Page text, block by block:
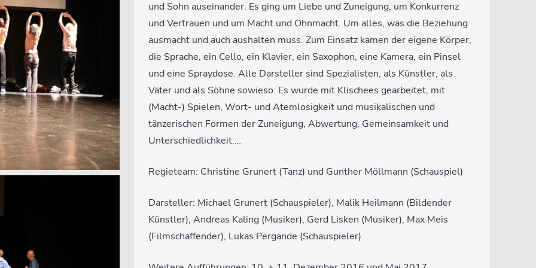
und Sohn auseinander. Es ging um Liebe und Zuneigung, um Konkurrenz
und Vertrauen und um Macht und Ohnmacht. Um alles, was die Beziehung
ausmacht und auch aushalten muss. Zum Einsatz kamen der eigene Körper,
die Sprache, ein Cello, ein Klavier, ein Saxophon, eine Kamera, ein Pinsel
und eine Spraydose. Alle Darsteller sind Spezialisten, als Künstler, als
Väter und als Söhne sowieso. Es wurde mit Klischees gearbeitet, mit
(Macht-) Spielen, Wort- und Atemlosigkeit und musikalischen und
tänzerischen Formen der Zuneigung, Abwertung, Gemeinsamkeit und
Unterschiedlichkeit.…
Regieteam: Christine Grunert (Tanz) und Gunther Möllmann (Schauspiel)
Darsteller: Michael Grunert (Schauspieler), Malik Heilmann (Bildender
Künstler), Andreas Kaling (Musiker), Gerd Lisken (Musiker), Max Meis
(Filmschaffender), Lukas Pergande (Schauspieler)